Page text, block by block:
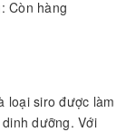
Còn hàng
loại siro được làm
dưỡng. Với